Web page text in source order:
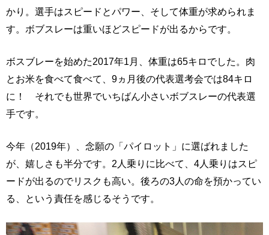
かり。選手はスピードとパワー、そして体重が求められま
す。ボブスレーは重いほどスピードが出るからです。
ボスブレーを始めた2017年1月、体重は65キロでした。肉
とお米を食べて食べて、9ヵ月後の代表選考会では84キロ
に！ それでも世界でいちばん小さいボブスレーの代表選
手です。
今年（2019年）、念願の「パイロット」に選ばれました
が、嬉しさも半分です。2人乗りに比べて、4人乗りはスピ
ードが出るのでリスクも高い。後ろの3人の命を預かってい
る、という責任を感じるそうです。